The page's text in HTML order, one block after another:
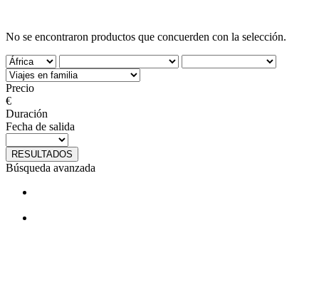
No se encontraron productos que concuerden con la selección.
Precio
€
Duración
Fecha de salida
RESULTADOS
Búsqueda avanzada